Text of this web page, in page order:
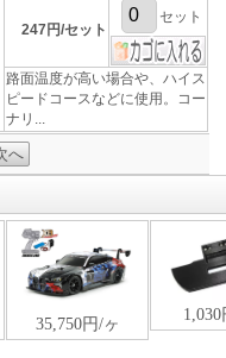
247円/セット
セット
路面温度が高い場合や、ハイス
ピードコースなどに使用。コー
ナリ...
へ